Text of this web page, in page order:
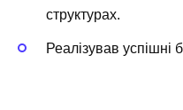
структурах.
Реалізував успішні